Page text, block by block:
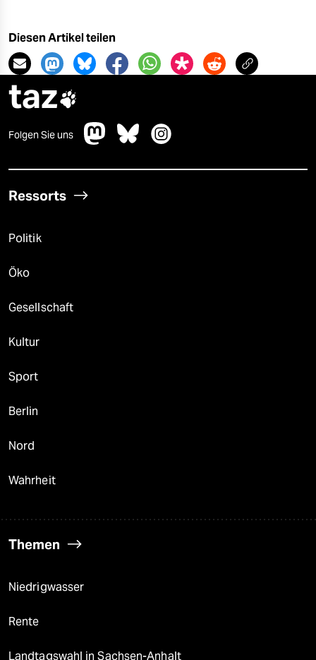
Diesen Artikel teilen
taz
Folgen Sie uns
Ressorts
Politik
Öko
Gesellschaft
Kultur
Sport
Berlin
Nord
Wahrheit
Themen
Niedrigwasser
Rente
Landtagswahl in Sachsen-Anhalt